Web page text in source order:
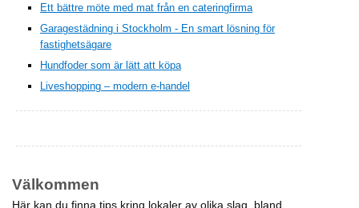
Ett bättre möte med mat från en cateringfirma
Garagestädning i Stockholm - En smart lösning för
fastighetsägare
Hundfoder som är lätt att köpa
Liveshopping – modern e-handel
Välkommen
Här kan du finna tips kring lokaler av olika slag, bland